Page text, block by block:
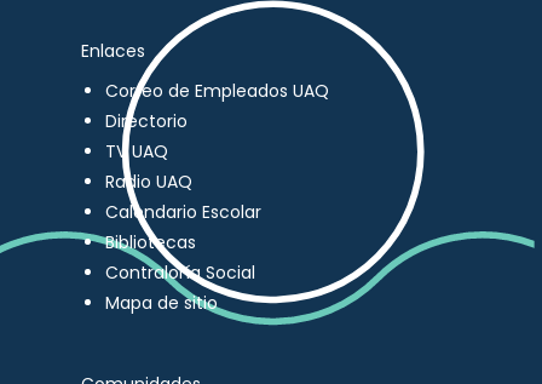
Enlaces
Correo de Empleados UAQ
Directorio
TV UAQ
Radio UAQ
Calendario Escolar
Bibliotecas
Contraloría Social
Mapa de sitio